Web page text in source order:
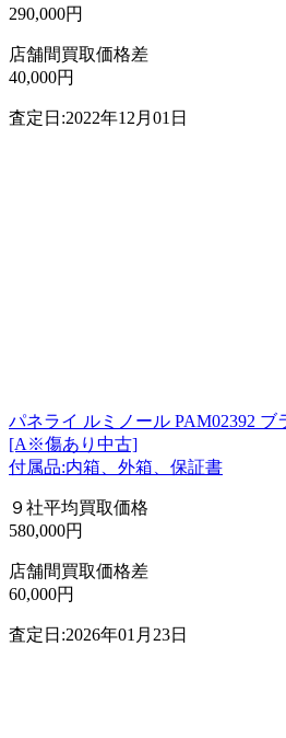
290,000円
店舗間買取価格差
40,000円
査定日:2022年12月01日
パネライ ルミノール PAM02392 ブ
[A※傷あり中古]
付属品:内箱、外箱、保証書
９社平均買取価格
580,000円
店舗間買取価格差
60,000円
査定日:2026年01月23日